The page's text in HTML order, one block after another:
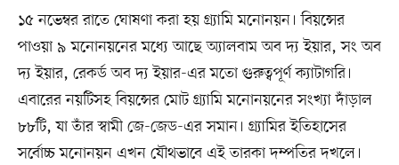
১৫ নভেম্বর রাতে ঘোষণা করা হয় গ্র্যামি মনোনয়ন। বিয়ন্সের
পাওয়া ৯ মনোনয়নের মধ্যে আছে অ্যালবাম অব দ্য ইয়ার, সং অব
দ্য ইয়ার, রেকর্ড অব দ্য ইয়ার-এর মতো গুরুত্বপূর্ণ ক্যাটাগরি।
এবারের নয়টিসহ বিয়ন্সের মোট গ্র্যামি মনোনয়নের সংখ্যা দাঁড়াল
৮৮টি, যা তাঁর স্বামী জে-জেড-এর সমান। গ্র্যামির ইতিহাসের
সর্বোচ্চ মনোনয়ন এখন যৌথভাবে এই তারকা দম্পতির দখলে।